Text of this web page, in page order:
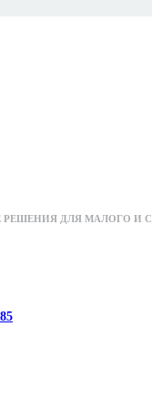
РЕШЕНИЯ ДЛЯ МАЛОГО И
85
Wi-Fi 6E с